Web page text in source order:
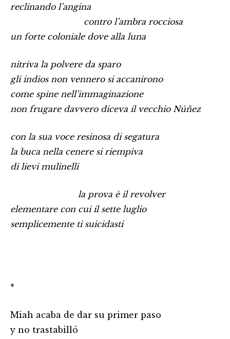
reclinando l’angina
contro l’ambra rocciosa
un forte coloniale dove alla luna
nitriva la polvere da sparo
gli indios non vennero si accanirono
come spine nell’immaginazione
non frugare davvero diceva il vecchio Núñez
con la sua voce resinosa di segatura
la buca nella cenere si riempiva
di lievi mulinelli
la prova è il revolver
elementare con cui il sette luglio
semplicemente ti suicidasti
*
Miah acaba de dar su primer paso
y no trastabilló